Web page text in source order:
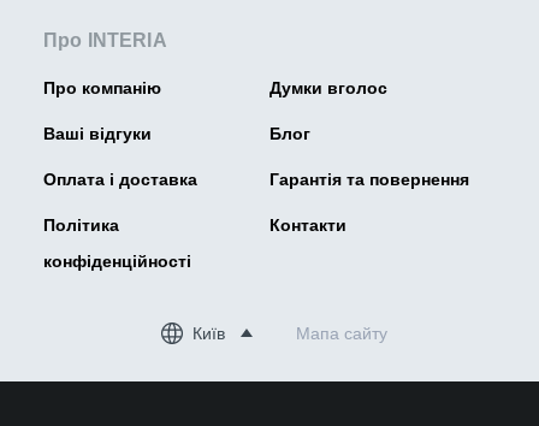
Про INTERIA
Про компанію Думки вголос
Ваші відгуки Блог
Оплата і доставка Гарантія та повернення
Політика
конфіденційності
Контакти
Київ Мапа сайту